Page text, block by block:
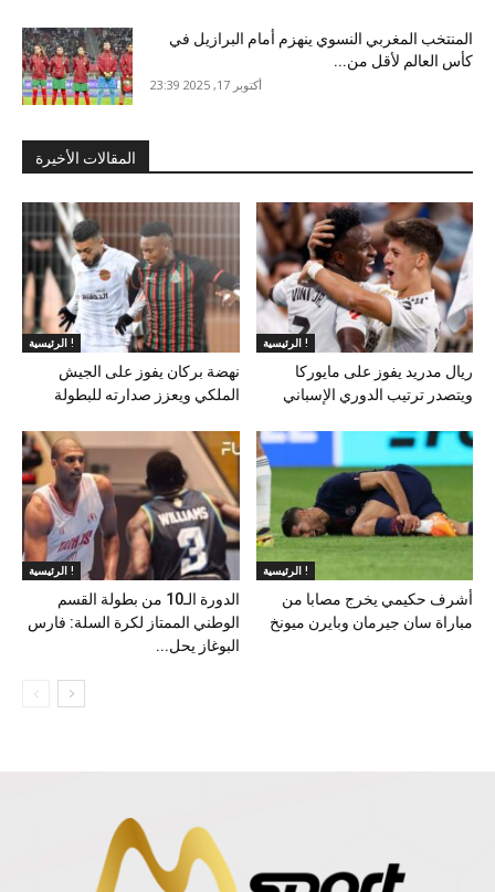
المنتخب المغربي النسوي ينهزم أمام البرازيل في
كأس العالم لأقل من...
أكتوبر 17, 2025 23:39
المقالات الأخيرة
الرئيسية !
نهضة بركان يفوز على الجيش
الملكي ويعزز صدارته للبطولة
الرئيسية !
ريال مدريد يفوز على مايوركا
ويتصدر ترتيب الدوري الإسباني
الرئيسية !
الدورة الـ10 من بطولة القسم
الوطني الممتاز لكرة السلة: فارس
البوغاز يحل...
الرئيسية !
أشرف حكيمي يخرج مصابا من
مباراة سان جيرمان وبايرن ميونخ